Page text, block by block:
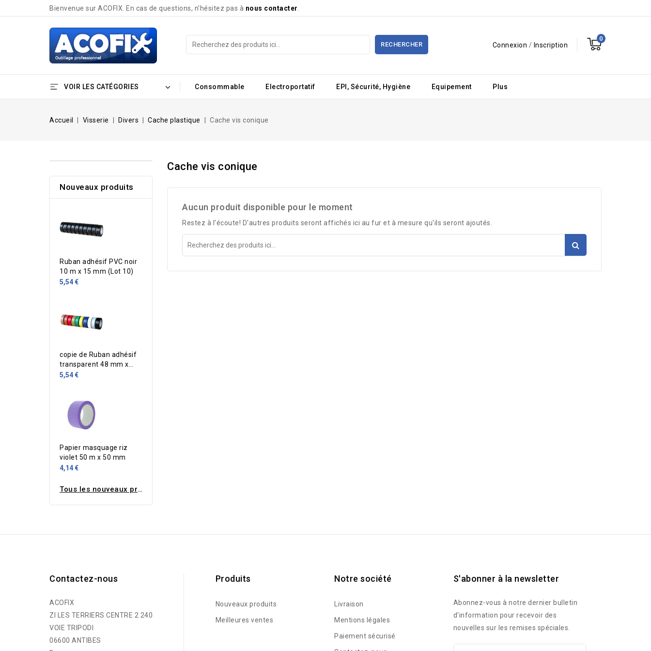
Bienvenue sur ACOFIX. En cas de questions, n'hésitez pas à nous contacter
0
Connexion / Inscription
RECHERCHER
VOIR LES CATÉGORIES Consommable Electroportatif EPI, Sécurité, Hygiène Equipement Plus
Accueil Visserie Divers Cache plastique Cache vis conique
Nouveaux produits
Ruban adhésif PVC noir
10 m x 15 mm (Lot 10)
5,54 €
copie de Ruban adhésif
transparent 48 mm x
100 m
5,54 €
Papier masquage riz
violet 50 m x 50 mm
4,14 €
Tous les nouveaux produits
Cache vis conique
Aucun produit disponible pour le moment
Restez à l'écoute! D'autres produits seront affichés ici au fur et à mesure qu'ils seront ajoutés.
Contactez-nous
ACOFIX
ZI LES TERRIERS CENTRE 2 240
VOIE TRIPODI
06600 ANTIBES
Produits
Nouveaux produits
Meilleures ventes
Notre société
Livraison
Mentions légales
Paiement sécurisé
S'abonner à la newsletter
Abonnez-vous à notre dernier bulletin
d'information pour recevoir des
nouvelles sur les remises spéciales.